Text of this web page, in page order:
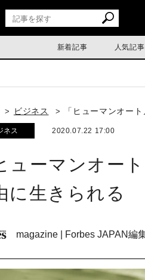
新着記事 人気記事
ビジネス 「ヒューマンオー
ネス 2020.07.22 17:00
ューマンオー
に生きられる
magazine | Forbes JAPAN編